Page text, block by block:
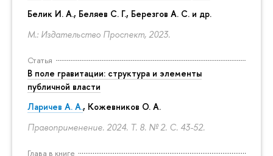
Белик И. А., Беляев С. Г., Березгов А. С. и др.
М.: Издательство Проспект, 2023.
Статья
В поле гравитации: структура и элементы
публичной власти
Ларичев А. А., Кожевников О. А.
Правоприменение. 2024. Т. 8. № 2. С. 43-52.
Глава в книге